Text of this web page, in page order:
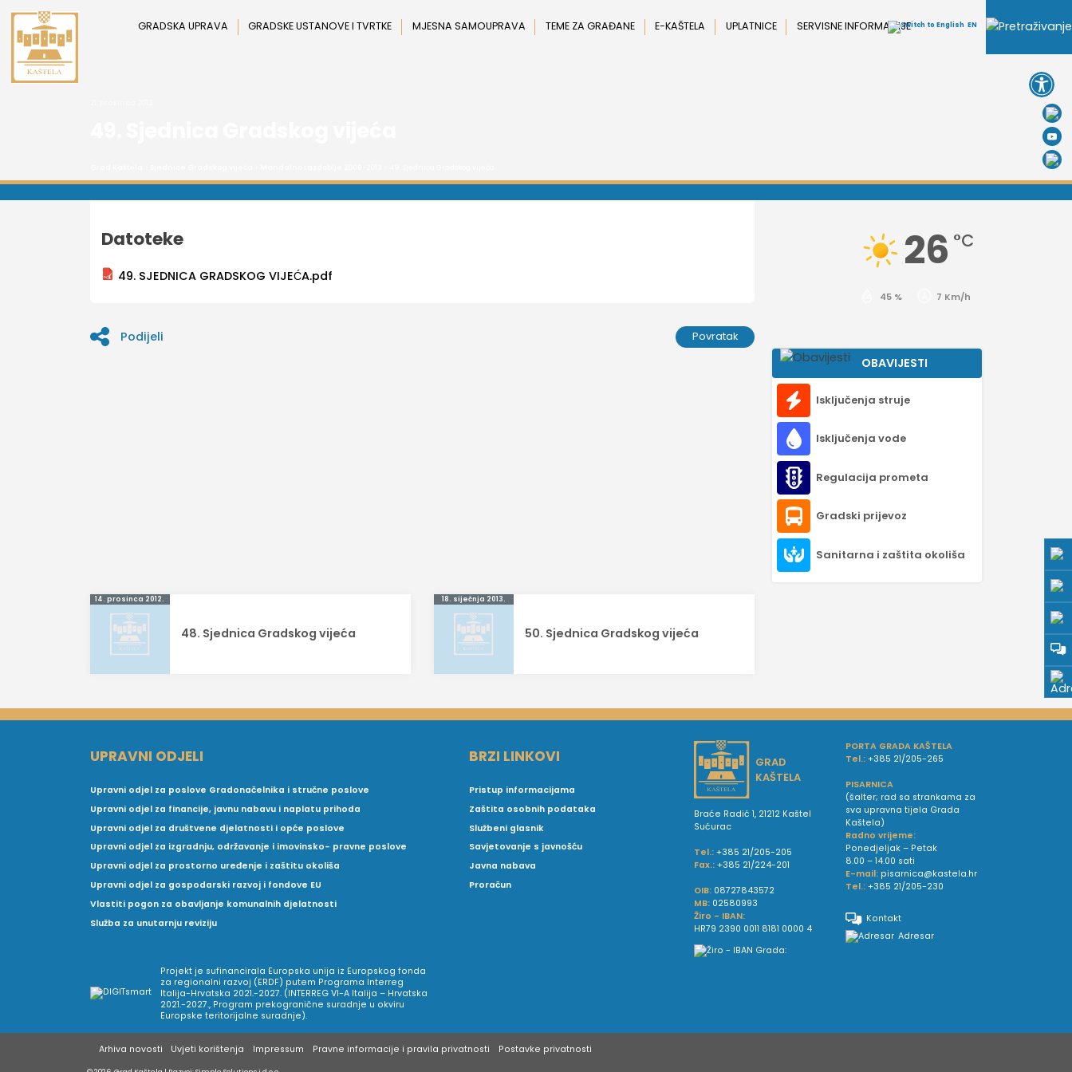
Preskoči
sadržaj
GRADSKA UPRAVA GRADSKE USTANOVE I TVRTKE MJESNA SAMOUPRAVA TEME ZA GRAĐANE E-KAŠTELA UPLATNICE SERVISNE INFORMACIJE EN
Datoteke
49. SJEDNICA GRADSKOG VIJEĆA.pdf
Podijeli Povratak
26 °C
45 % 7 Km/h
OBAVIJESTI
Isključenja struje
Isključenja vode
Regulacija prometa
Gradski prijevoz
Sanitarna i zaštita okoliša
Navigacija
objava
14. prosinca 2012.
48. Sjednica Gradskog vijeća
18. siječnja 2013.
50. Sjednica Gradskog vijeća
UPRAVNI ODJELI
Upravni odjel za poslove Gradonačelnika i stručne poslove
Upravni odjel za financije, javnu nabavu i naplatu prihoda
Upravni odjel za društvene djelatnosti i opće poslove
Upravni odjel za izgradnju, održavanje i imovinsko- pravne poslove
Upravni odjel za prostorno uređenje i zaštitu okoliša
Upravni odjel za gospodarski razvoj i fondove EU
Vlastiti pogon za obavljanje komunalnih djelatnosti
Služba za unutarnju reviziju
BRZI LINKOVI
Pristup informacijama
Zaštita osobnih podataka
Službeni glasnik
Savjetovanje s javnošću
Javna nabava
Proračun
GRAD
KAŠTELA
Braće Radić 1, 21212 Kaštel
Sućurac
Tel.: +385 21/205-205
Fax.: +385 21/224-201
OIB: 08727843572
MB: 02580993
Žiro - IBAN:
HR79 2390 0011 8181 0000 4
PORTA GRADA KAŠTELA
Tel.: +385 21/205-265
PISARNICA
(šalter; rad sa strankama za
sva upravna tijela Grada
Kaštela)
Radno vrijeme:
Ponedjeljak – Petak
8.00 – 14.00 sati
E-mail: pisarnica@kastela.hr
Tel.: +385 21/205-230
Kontakt
Adresar
Projekt je sufinancirala Europska unija iz Europskog fonda
za regionalni razvoj (ERDF) putem Programa Interreg
Italija-Hrvatska 2021.-2027. (INTERREG VI-A Italija – Hrvatska
2021.-2027., Program prekogranične suradnje u okviru
Europske teritorijalne suradnje).
Arhiva novosti Uvjeti korištenja Impressum Pravne informacije i pravila privatnosti Postavke privatnosti